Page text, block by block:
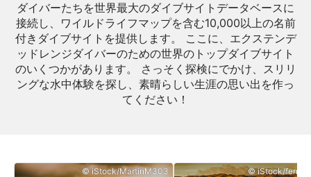
ダイバーたちを世界最大のダイブサイトデータベースに
接続し、ワイルドライフマップを含む10,000以上の名前
付きダイブサイトを提供します。 ここに、エクステンデ
ッドレンジダイバーのための世界のトップダイブサイト
のいくつかがあります。 さっそく探検にでかけ、スリリ
ングな水中体験を探し、素晴らしい生涯の思い出を作っ
てください！
© iStock/MartinM303 © iStock/